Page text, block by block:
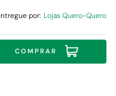
por: Lojas Quero-Quero
COMPRAR